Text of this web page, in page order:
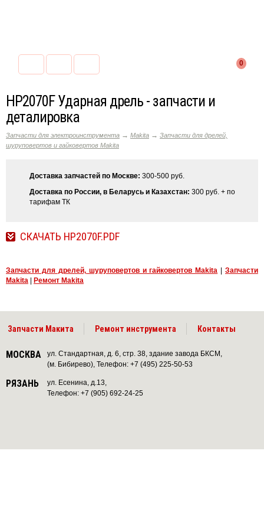
0
HP2070F Ударная дрель - запчасти и
деталировка
Запчасти для электроинструмента → Makita → Запчасти для дрелей,
шуруповертов и гайковертов Makita
Доставка запчастей по Москве: 300-500 руб.
Доставка по России, в Беларусь и Казахстан: 300 руб. + по
тарифам ТК
СКАЧАТЬ HP2070F.PDF
Запчасти для дрелей, шуруповертов и гайковертов Makita
Запчасти
Makita
Ремонт Makita
Запчасти Макита Ремонт инструмента Контакты
МОСКВА
ул. Стандартная, д. 6, стр. 38, здание завода БКСМ,
(м. Бибирево), Телефон: +7 (495) 225-50-53
РЯЗАНЬ
ул. Есенина, д.13,
Телефон: +7 (905) 692-24-25